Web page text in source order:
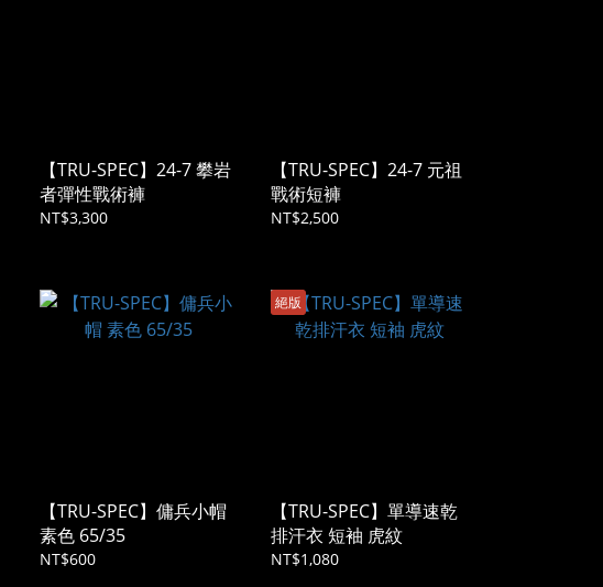
【TRU-SPEC】24-7 攀岩
者彈性戰術褲
NT$3,300
【TRU-SPEC】24-7 元祖
戰術短褲
NT$2,500
【TRU-SPEC】傭兵小帽
素色 65/35
NT$600
絕版
【TRU-SPEC】單導速乾
排汗衣 短袖 虎紋
NT$1,080